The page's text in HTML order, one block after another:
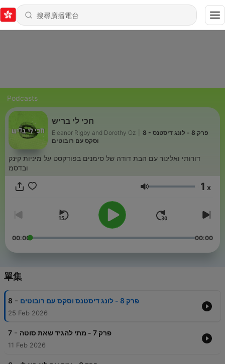
Podcasts
חכי לי בריש
Eleanor Rigby and Dorothy Oz
8 - פרק 8 - לונג דיסטנס
וסקס עם רובוטים
דורותי ואלינור עם הבת דודה של סימנים בפודקסט על מיניות קינק
ובדסמ
音量 1 x
00:00 00:00
單集
8 - פרק 8 - לונג דיסטנס וסקס עם רובוטים
25 Feb 2026
7 - פרק 7 - מתי להגיד שאת סוטה
11 Feb 2026